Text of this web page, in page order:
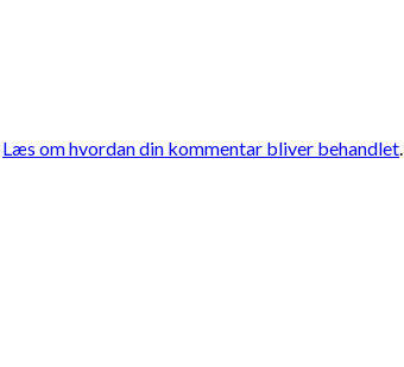
Læs om hvordan din kommentar bliver behandlet.